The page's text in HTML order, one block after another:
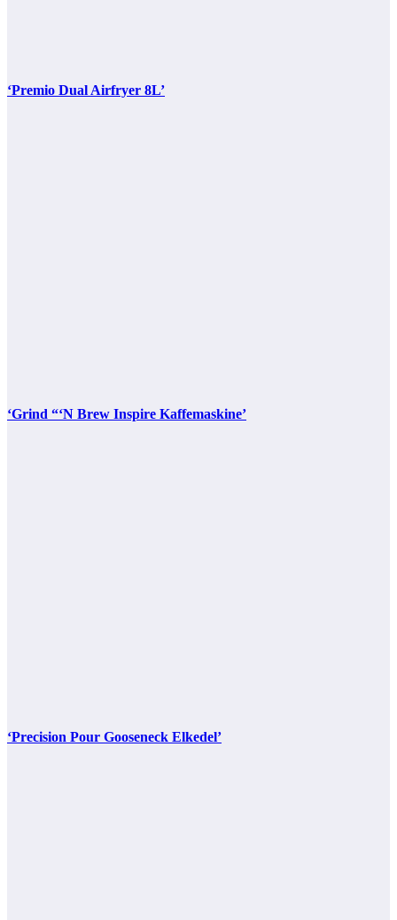
‘Premio Dual Airfryer 8L’
‘Grind “‘N Brew Inspire Kaffemaskine’
‘Precision Pour Gooseneck Elkedel’